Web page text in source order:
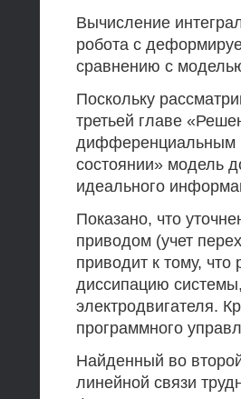
Вычисление
робота с
сравнению с
Поскольку
третьей главе
дифференциальным
состоянии» модель
идеального
Показано, что
приводом (учет
приводит к тому,
диссипацию
электродвигателя.
программного
Найденный во
линейной связи